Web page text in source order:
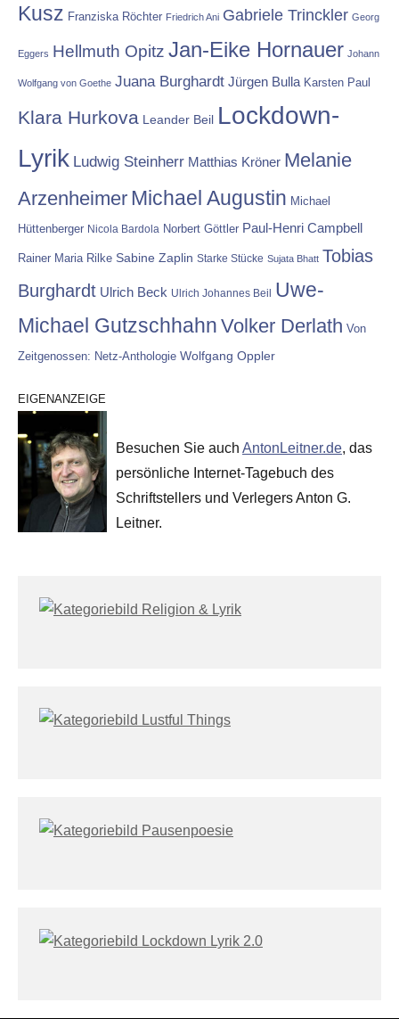
Kusz Franziska Röchter Friedrich Ani Gabriele Trinckler Georg
Eggers Hellmuth Opitz Jan-Eike Hornauer Johann
Wolfgang von Goethe Juana Burghardt Jürgen Bulla Karsten Paul
Klara Hurkova Leander Beil Lockdown-
Lyrik Ludwig Steinherr Matthias Kröner Melanie
Arzenheimer Michael Augustin Michael
Hüttenberger Nicola Bardola Norbert Göttler Paul-Henri Campbell
Rainer Maria Rilke Sabine Zaplin Starke Stücke Sujata Bhatt Tobias
Burghardt Ulrich Beck Ulrich Johannes Beil Uwe-
Michael Gutzschhahn Volker Derlath Von
Zeitgenossen: Netz-Anthologie Wolfgang Oppler
EIGENANZEIGE
Besuchen Sie auch AntonLeitner.de, das
persönliche Internet-Tagebuch des
Schriftstellers und Verlegers Anton G.
Leitner.